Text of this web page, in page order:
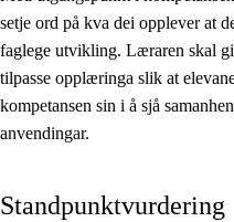
setje ord på kva dei opplever at
faglege utvikling. Læraren skal
tilpasse opplæringa slik at
kompetansen sin i å sjå
anvendingar.
Standpunktvurdering